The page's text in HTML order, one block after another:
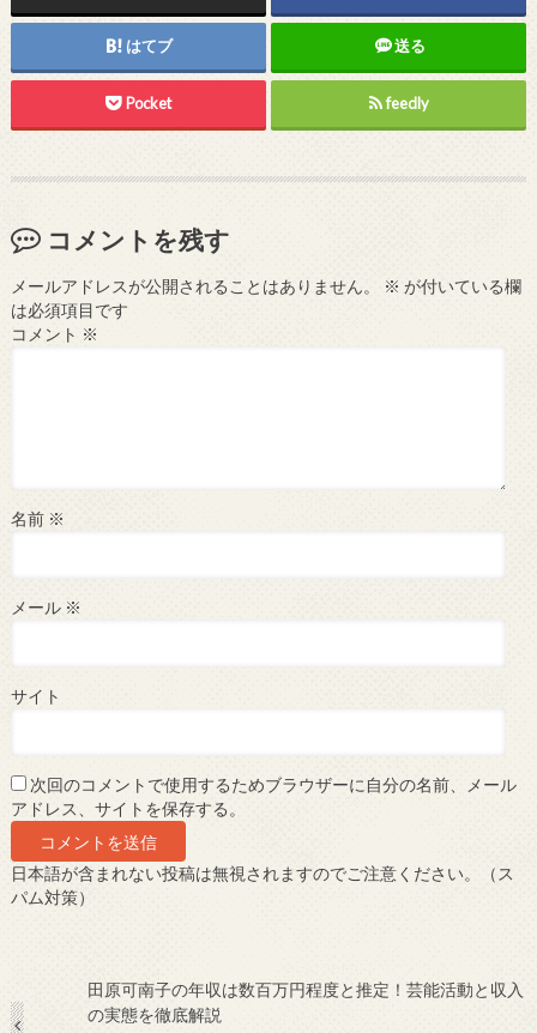
はてブ 送る
Pocket feedly
コメントを残す
メールアドレスが公開されることはありません。 ※ が付いている欄
は必須項目です
コメント ※
名前 ※
メール ※
サイト
次回のコメントで使用するためブラウザーに自分の名前、メール
アドレス、サイトを保存する。
日本語が含まれない投稿は無視されますのでご注意ください。（ス
パム対策）
田原可南子の年収は数百万円程度と推定！芸能活動と収入
の実態を徹底解説